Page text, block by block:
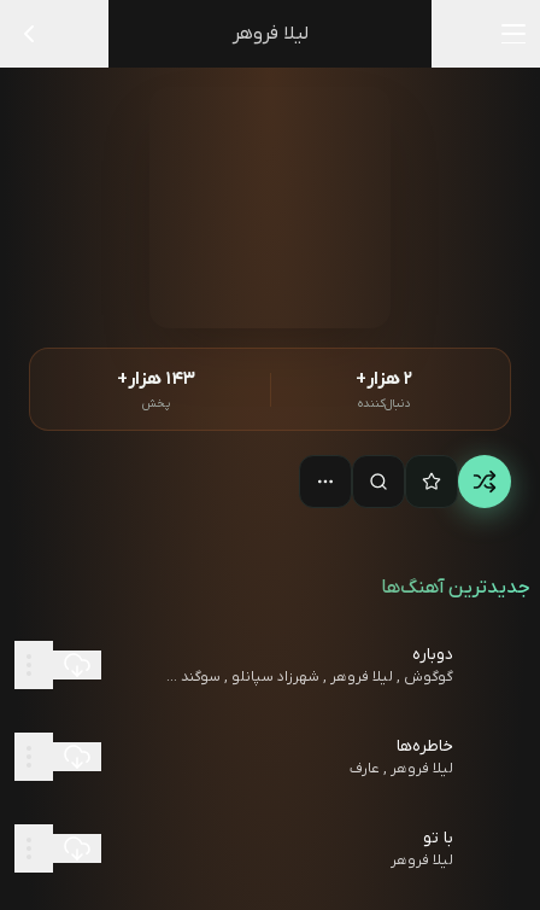
لیلا فروهر
۲ هزار+
دنبال‌کننده
۱۴۳ هزار+
پخش
جدیدترین آهنگ‌ها
دوباره
گوگوش , لیلا فروهر , شهرزاد سپانلو , سوگند ...
خاطره‌ها
لیلا فروهر , عارف
با تو
لیلا فروهر